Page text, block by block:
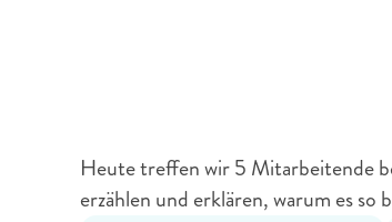
Heute treffen wir 5 Mitarbeitende
erzählen und erklären, warum es